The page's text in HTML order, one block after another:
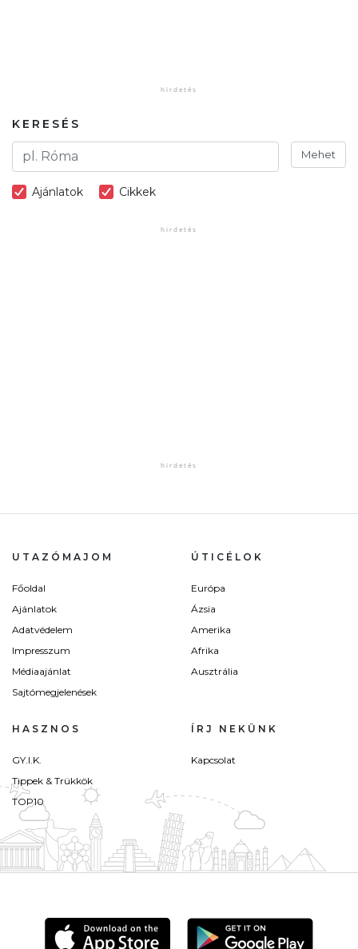
KERESÉS
Mehet
Ajánlatok Cikkek
UTAZÓMAJOM
Főoldal
Ajánlatok
Adatvédelem
Impresszum
Médiaajánlat
Sajtómegjelenések
ÚTICÉLOK
Európa
Ázsia
Amerika
Afrika
Ausztrália
HASZNOS
GY.I.K.
Tippek & Trükkök
TOP10
ÍRJ NEKÜNK
Kapcsolat